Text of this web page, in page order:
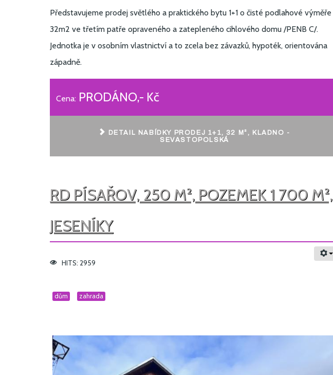
Představujeme prodej světlého a praktického bytu 1+1 o čisté podlahové výměře
32m2 ve třetím patře opraveného a zatepleného cihlového domu /PENB C/.
Jednotka je v osobním vlastnictví a to zcela bez závazků, hypoték, orientována
západně.
Cena: PRODÁNO,- Kč
DETAIL NABÍDKY PRODEJ 1+1, 32 M², KLADNO -
SEVASTOPOLSKÁ
RD PÍSAŘOV, 250 M², POZEMEK 1 700 M²,
JESENÍKY
HITS: 2959
dům zahrada